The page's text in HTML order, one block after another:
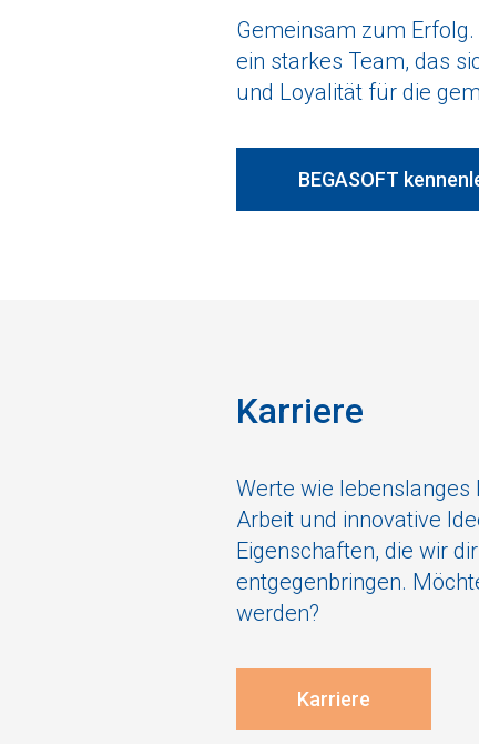
Gemeinsam zum Erfolg.
ein starkes Team, das
und Loyalität für die
BEGASOFT
Karriere
Werte wie lebenslanges
Arbeit und innovative
Eigenschaften, die wir
entgegenbringen.
werden?
Karriere